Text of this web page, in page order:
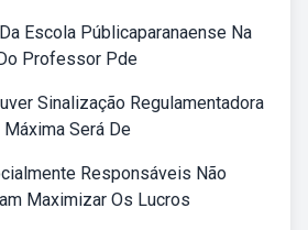
Escola Públicaparanaense Na
Professor Pde
Sinalização Regulamentadora
Será De
Responsáveis Não
Maximizar Os Lucros